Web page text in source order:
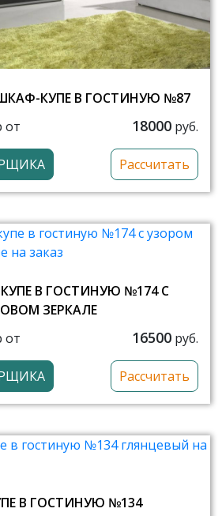
КУПЕ В ГОСТИНУЮ №87
от
18000 руб.
Рассчитать
В ГОСТИНУЮ №174 С
ЗЕРКАЛЕ
от
16500 руб.
Рассчитать
В ГОСТИНУЮ №134